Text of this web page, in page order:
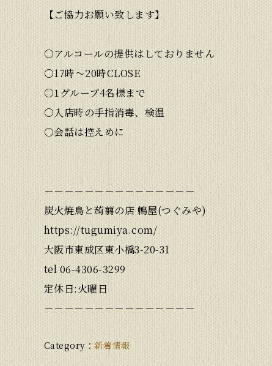
【ご協力お願い致します】
○アルコールの提供はしておりません
○17時〜20時CLOSE
○1グループ4名様まで
○入店時の手指消毒、検温
○会話は控えめに
－－－－－－－－－－－－－－－
炭火焼鳥と蒟蒻の店 鶫屋(つぐみや)
https://tugumiya.com/
大阪市東成区東小橋3-20-31
tel 06-4306-3299
定休日:火曜日
－－－－－－－－－－－－－－－
新着情報